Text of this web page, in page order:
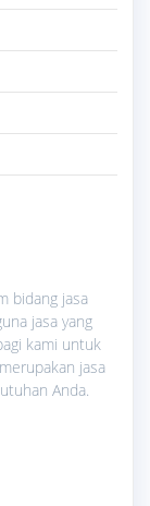
bidang jasa
jasa yang
kami untuk
jasa
Anda.